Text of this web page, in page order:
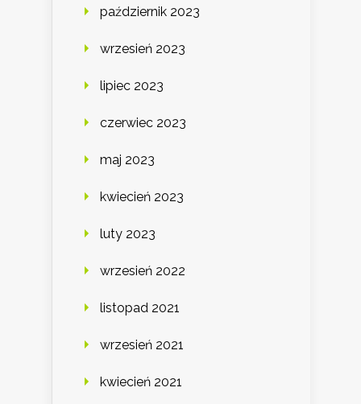
październik 2023
wrzesień 2023
lipiec 2023
czerwiec 2023
maj 2023
kwiecień 2023
luty 2023
wrzesień 2022
listopad 2021
wrzesień 2021
kwiecień 2021